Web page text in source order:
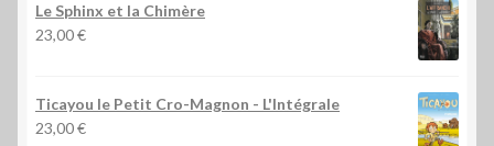
Le Sphinx et la Chimère
23,00€
Ticayou le Petit Cro-Magnon - L'Intégrale
23,00€